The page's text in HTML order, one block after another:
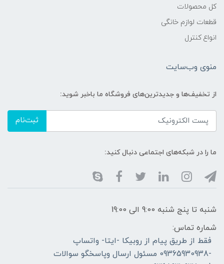
کل محصولات
قطعات لوازم خانگی
انواع کنترل
منوی وب‌سایت
از تخفیف‌ها و جدیدترین‌های فروشگاه ما باخبر شوید:
ثبت‌نام
ما را در شبکه‌های اجتماعی دنبال کنید:
شنبه تا پنج شنبه 9:00 الی 19:00
شماره تماس:
فقط از طریق پیام از روبیکا -ایتا- واتساپ
-09365930938 مسئول ارسال وپاسخگو سوالات